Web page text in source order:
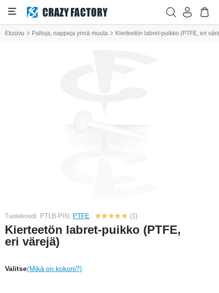
Etusivu Palloja, nappeja ynnä muuta Kierteetön labret-puikko (PTFE, eri
Tuotekoodi: PTLB-PIN, PTFE (1)
Kierteetön labret-puikko (PTFE,
eri värejä)
Valitse(Mikä on kokoni?)